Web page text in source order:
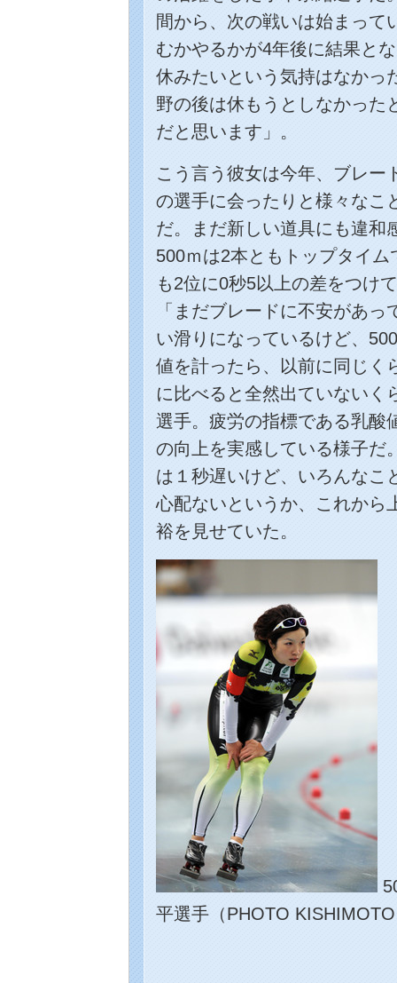
間から、次の戦いは始まって
むかやるかが4年後に結果と
休みたいという気持はなかっ
野の後は休もうとしなかった
だと思います」。
こう言う彼女は今年、ブレー
の選手に会ったりと様々なこ
だ。まだ新しい道具にも違和
500ｍは2本ともトップタイ
も2位に0秒5以上の差をつけ
「まだブレードに不安があ
い滑りになっているけど、
値を計ったら、以前に同じく
に比べると全然出ていないく
選手。疲労の指標である乳酸
の向上を実感している様子だ
は１秒遅いけど、いろんなこ
心配ないというか、これから
裕を見せていた。
平選手（PHOTO